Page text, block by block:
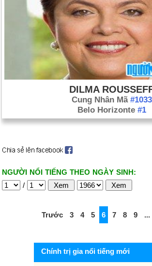
DILMA
Cung Nhân Mã #1033
Belo Horizonte #1
NGƯỜI NỔI TIẾNG THEO NGÀY SINH:
/
Trước 3 4 5 6 7 8 9 ...
Chính trị gia nổi tiếng mới